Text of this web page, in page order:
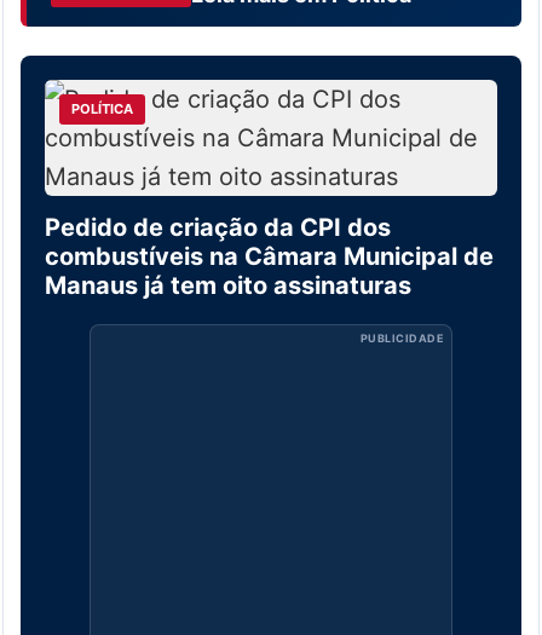
POLÍTICA
Pedido de criação da CPI dos
combustíveis na Câmara Municipal de
Manaus já tem oito assinaturas
PUBLICIDADE